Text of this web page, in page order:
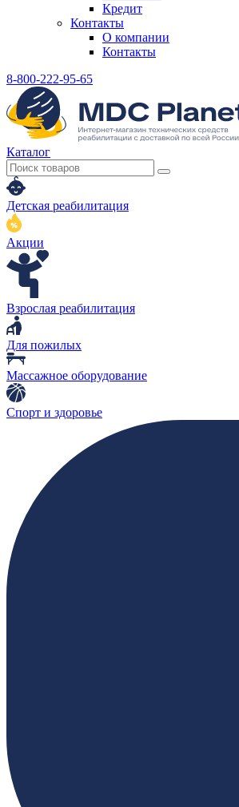
Кредит
Контакты
О компании
Контакты
8-800-222-95-65
Каталог
Детская реабилитация
Акции
Взрослая реабилитация
Для пожилых
Массажное оборудование
Спорт и здоровье